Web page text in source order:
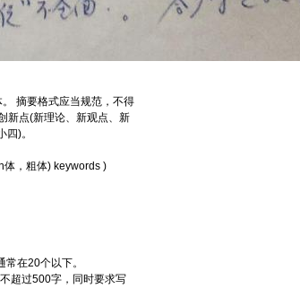
摘要格式应当规范，不得
新点(新理论、新观点、新
)。
体，粗体) keywords )
在20个以下。
超过500字，同时要求写